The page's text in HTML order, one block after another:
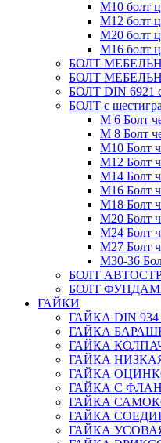
М10 болт
М12 болт
М20 болт
М16 болт
БОЛТ
БОЛТ
БОЛТ DIN 6921
БОЛТ с
М 6 Болт
М 8 Болт
М10 Болт
М12 Болт
М14 Болт
М16 Болт
М18 Болт
М20 Болт
М24 Болт
М27 Болт
М30-36
БОЛТ
БОЛТ
ГАЙКИ
ГАЙКА DIN
ГАЙКА
ГАЙКА
ГАЙКА
ГАЙКА
ГАЙКА С
ГАЙКА
ГАЙКА
ГАЙКА